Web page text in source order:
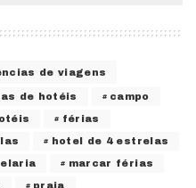
de viagens
de hotéis campo
férias
hotel de 4 estrelas
marcar férias
praia